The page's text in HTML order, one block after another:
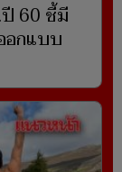
60 ชี้มี
อกแบบ